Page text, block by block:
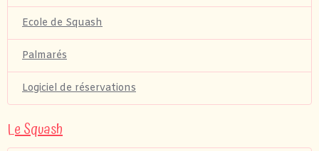
Ecole de Squash
Palmarés
Logiciel de réservations
Le Squash